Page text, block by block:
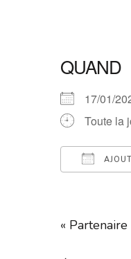
QUAND
17/01/
Toute la
«